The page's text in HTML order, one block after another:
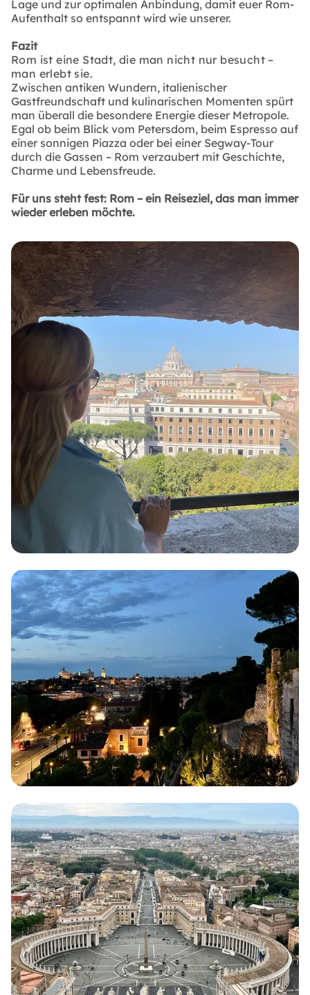
Lage und zur optimalen Anbindung, damit euer Rom-
Aufenthalt so entspannt wird wie unserer.
Fazit
Rom ist eine Stadt, die man nicht nur besucht –
man erlebt sie.
Zwischen antiken Wundern, italienischer
Gastfreundschaft und kulinarischen Momenten spürt
man überall die besondere Energie dieser Metropole.
Egal ob beim Blick vom Petersdom, beim Espresso auf
einer sonnigen Piazza oder bei einer Segway-Tour
durch die Gassen – Rom verzaubert mit Geschichte,
Charme und Lebensfreude.
Für uns steht fest: Rom – ein Reiseziel, das man immer
wieder erleben möchte.